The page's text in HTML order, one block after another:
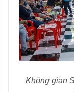
Không gian